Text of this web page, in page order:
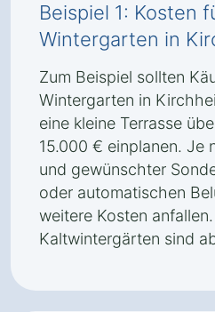
Beispiel 1: Kosten
Wintergarten in
Zum Beispiel sollten
Wintergarten in
eine kleine Terrasse
15.000 € einplanen. Je
und gewünschter
oder automatischen
weitere Kosten
Kaltwintergärten sind